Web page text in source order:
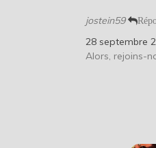
jostein59
28 septembre
Alors, rejoins-